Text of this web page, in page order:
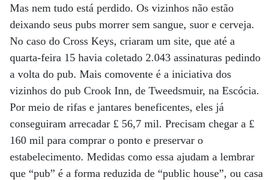
Mas nem tudo está perdido. Os vizinhos não estão
deixando seus pubs morrer sem sangue, suor e cerveja.
No caso do Cross Keys, criaram um site, que até a
quarta-feira 15 havia coletado 2.043 assinaturas pedindo
a volta do pub. Mais comovente é a iniciativa dos
vizinhos do pub Crook Inn, de Tweedsmuir, na Escócia.
Por meio de rifas e jantares beneficentes, eles já
conseguiram arrecadar £ 56,7 mil. Precisam chegar a £
160 mil para comprar o ponto e preservar o
estabelecimento. Medidas como essa ajudam a lembrar
que “pub” é a forma reduzida de “public house”, ou casa